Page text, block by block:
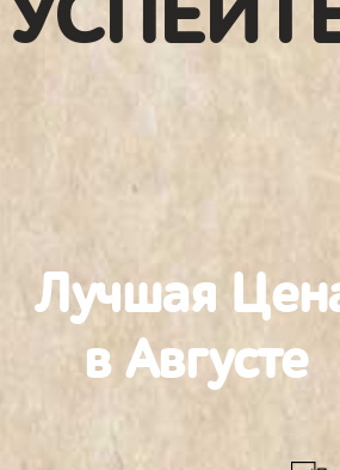
Лучшая
в Августе